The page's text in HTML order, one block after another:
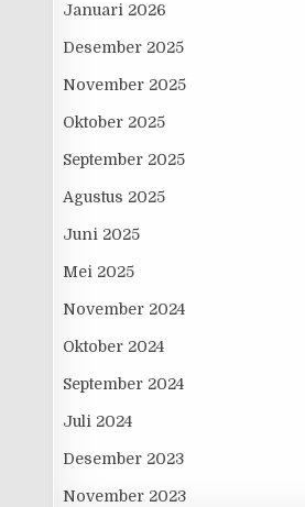
Januari 2026
Desember 2025
November 2025
Oktober 2025
September 2025
Agustus 2025
Juni 2025
Mei 2025
November 2024
Oktober 2024
September 2024
Juli 2024
Desember 2023
November 2023